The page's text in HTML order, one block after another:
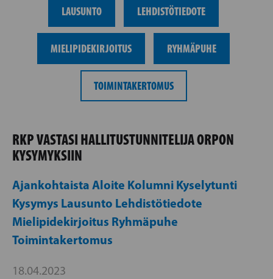
LAUSUNTO LEHDISTÖTIEDOTE
MIELIPIDEKIRJOITUS RYHMÄPUHE
TOIMINTAKERTOMUS
RKP VASTASI HALLITUSTUNNITELIJA ORPON
KYSYMYKSIIN
Ajankohtaista Aloite Kolumni Kyselytunti
Kysymys Lausunto Lehdistötiedote
Mielipidekirjoitus Ryhmäpuhe
Toimintakertomus
18.04.2023